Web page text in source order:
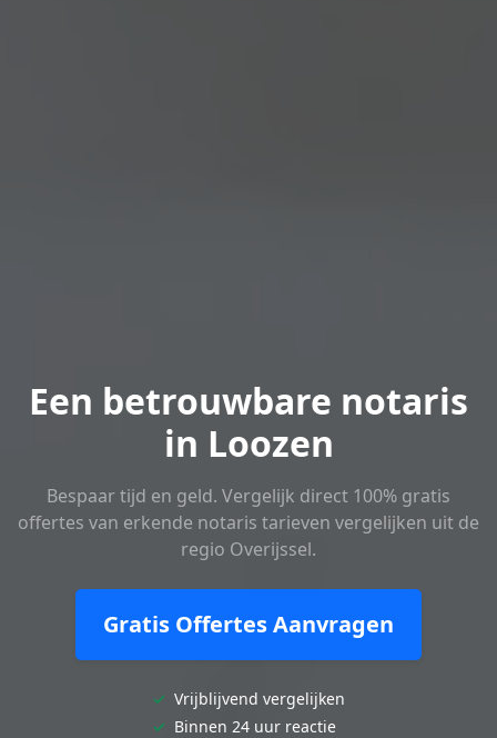
Een betrouwbare notaris
in Loozen
Bespaar tijd en geld. Vergelijk direct 100% gratis
offertes van erkende notaris tarieven vergelijken uit de
regio Overijssel.
Gratis Offertes Aanvragen
✓ Vrijblijvend vergelijken
✓ Binnen 24 uur reactie